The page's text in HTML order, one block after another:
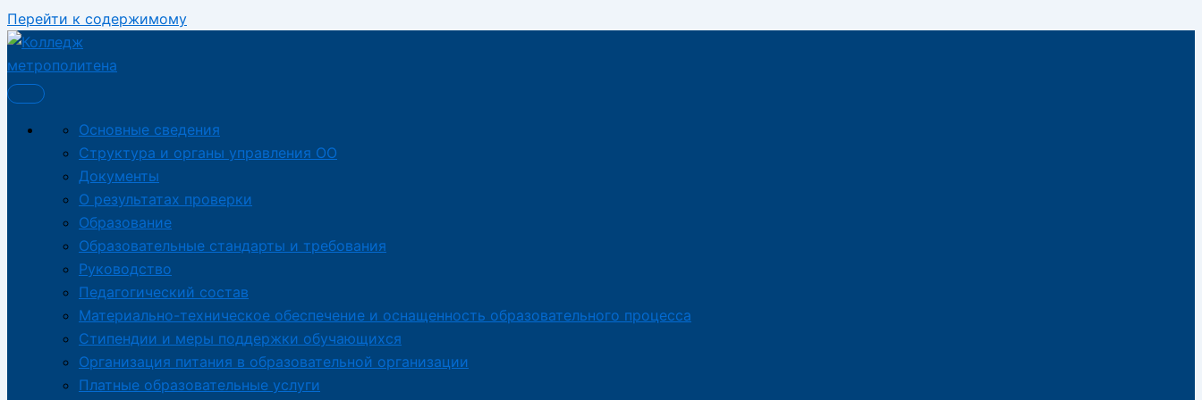
Перейти к содержимому
Основные сведения
Структура и органы управления ОО
Документы
О результатах проверки
Образование
Образовательные стандарты и требования
Руководство
Педагогический состав
Материально-техническое обеспечение и оснащенность образовательного процесса
Стипендии и меры поддержки обучающихся
Организация питания в образовательной организации
Платные образовательные услуги